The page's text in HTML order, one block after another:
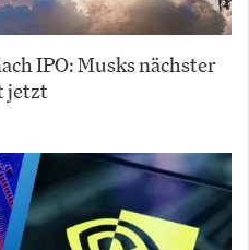
IPO: Musks nächster
jetzt